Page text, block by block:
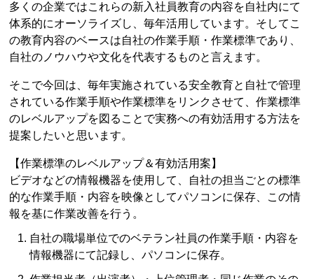
多くの企業ではこれらの新入社員教育の内容を自社内にて
体系的にオーソライズし、毎年活用しています。そしてこ
の教育内容のベースは自社の作業手順・作業標準であり、
自社のノウハウや文化を代表するものと言えます。
そこで今回は、毎年実施されている安全教育と自社で管理
されている作業手順や作業標準をリンクさせて、作業標準
のレベルアップを図ることで実務への有効活用する方法を
提案したいと思います。
【作業標準のレベルアップ＆有効活用案】
ビデオなどの情報機器を使用して、自社の担当ごとの標準
的な作業手順・内容を映像としてパソコンに保存、この情
報を基に作業改善を行う。
自社の職場単位でのベテラン社員の作業手順・内容を
情報機器にて記録し、パソコンに保存。